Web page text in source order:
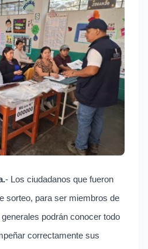
- Los ciudadanos que fueron
sorteo, para ser miembros de
podrán conocer todo
correctamente sus